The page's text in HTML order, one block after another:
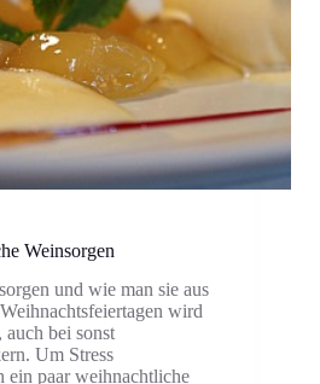
Weinsorgen
und wie man sie aus
wird
auch bei sonst
Um Stress
ein paar weihnachtliche